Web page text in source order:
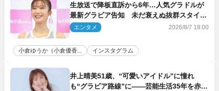
生放送で降板直訴から6年…人気グラドルが
最新グラビア告知 未だ衰えぬ抜群スタイル
に反響
エンタメ 2026/8/7 18:00
小倉ゆうか（小倉優香... インスタグラム
井上晴美51歳、“可愛いアイドル”に憧れ
も“グラビア路線”に――芸能生活35年を赤